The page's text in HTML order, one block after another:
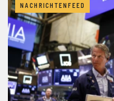
NACHRICHTENFEED